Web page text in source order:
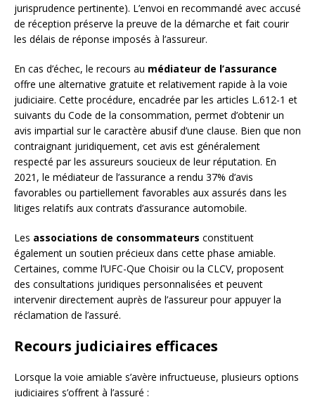
jurisprudence pertinente). L’envoi en recommandé avec accusé
de réception préserve la preuve de la démarche et fait courir
les délais de réponse imposés à l’assureur.
En cas d’échec, le recours au médiateur de l’assurance
offre une alternative gratuite et relativement rapide à la voie
judiciaire. Cette procédure, encadrée par les articles L.612-1 et
suivants du Code de la consommation, permet d’obtenir un
avis impartial sur le caractère abusif d’une clause. Bien que non
contraignant juridiquement, cet avis est généralement
respecté par les assureurs soucieux de leur réputation. En
2021, le médiateur de l’assurance a rendu 37% d’avis
favorables ou partiellement favorables aux assurés dans les
litiges relatifs aux contrats d’assurance automobile.
Les associations de consommateurs constituent
également un soutien précieux dans cette phase amiable.
Certaines, comme l’UFC-Que Choisir ou la CLCV, proposent
des consultations juridiques personnalisées et peuvent
intervenir directement auprès de l’assureur pour appuyer la
réclamation de l’assuré.
Recours judiciaires efficaces
Lorsque la voie amiable s’avère infructueuse, plusieurs options
judiciaires s’offrent à l’assuré :